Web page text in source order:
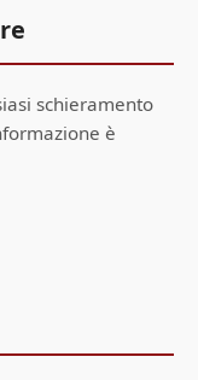
schieramento
è